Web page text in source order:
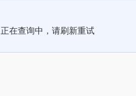
正在查询中，请刷新重试